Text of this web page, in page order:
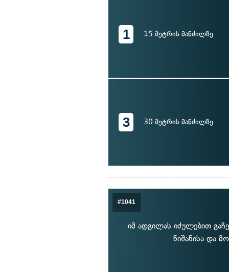
1 15 მეტრის მანძილზე
3 30 მეტრის მანძილზე
#1041
იმ ადგილას იძულებით
ნიშანისა და